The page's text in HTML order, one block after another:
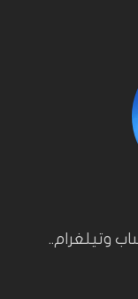
وتيلغرام..